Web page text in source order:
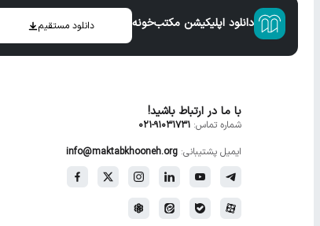
دانلود اپلیکیشن مکتب‌خونه دانلود مستقیم
با ما در ارتباط باشید!
شماره تماس: 91031731-021
ایمیل پشتیبانی: info@maktabkhooneh.org